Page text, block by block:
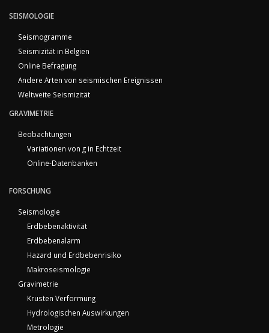
SEISMOLOGIE
Seismogramme
Seismizität in Belgien
Online Befragung
Andere Arten von seismischen Ereignissen
Weltweite Seismizität
GRAVIMETRIE
Beobachtungen
Variationen von g in Echtzeit
Online-Datenbanken
FORSCHUNG
Seismologie
Erdbebenaktivität
Erdbebenalarm
Hazard und Erdbebenrisiko
Makroseismologie
Gravimetrie
Krusten Verformung
Hydrologischen Auswirkungen
Metrologie